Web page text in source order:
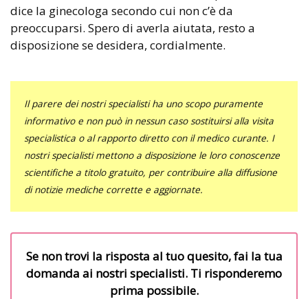
dice la ginecologa secondo cui non c’è da
preoccuparsi. Spero di averla aiutata, resto a
disposizione se desidera, cordialmente.
Il parere dei nostri specialisti ha uno scopo puramente
informativo e non può in nessun caso sostituirsi alla visita
specialistica o al rapporto diretto con il medico curante. I
nostri specialisti mettono a disposizione le loro conoscenze
scientifiche a titolo gratuito, per contribuire alla diffusione
di notizie mediche corrette e aggiornate.
Se non trovi la risposta al tuo quesito, fai la tua
domanda ai nostri specialisti. Ti risponderemo
prima possibile.